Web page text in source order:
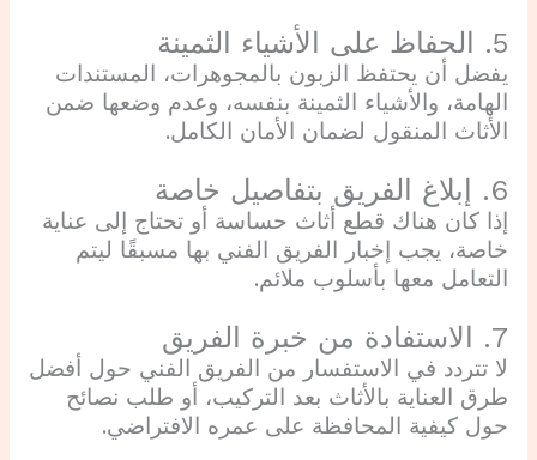
5. الحفاظ على الأشياء الثمينة
يفضل أن يحتفظ الزبون بالمجوهرات، المستندات
الهامة، والأشياء الثمينة بنفسه، وعدم وضعها ضمن
الأثاث المنقول لضمان الأمان الكامل.
6. إبلاغ الفريق بتفاصيل خاصة
إذا كان هناك قطع أثاث حساسة أو تحتاج إلى عناية
خاصة، يجب إخبار الفريق الفني بها مسبقًا ليتم
التعامل معها بأسلوب ملائم.
7. الاستفادة من خبرة الفريق
لا تتردد في الاستفسار من الفريق الفني حول أفضل
طرق العناية بالأثاث بعد التركيب، أو طلب نصائح
حول كيفية المحافظة على عمره الافتراضي.